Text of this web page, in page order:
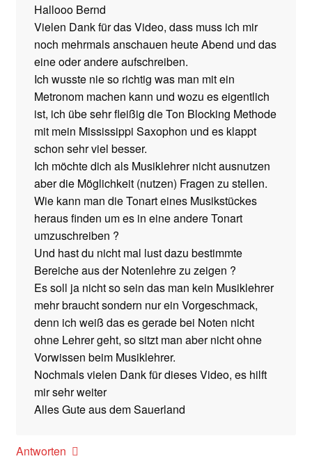
Hallooo Bernd
Vielen Dank für das Video, dass muss ich mir
noch mehrmals anschauen heute Abend und das
eine oder andere aufschreiben.
Ich wusste nie so richtig was man mit ein
Metronom machen kann und wozu es eigentlich
ist, ich übe sehr fleißig die Ton Blocking Methode
mit mein Mississippi Saxophon und es klappt
schon sehr viel besser.
Ich möchte dich als Musiklehrer nicht ausnutzen
aber die Möglichkeit (nutzen) Fragen zu stellen.
Wie kann man die Tonart eines Musikstückes
heraus finden um es in eine andere Tonart
umzuschreiben ?
Und hast du nicht mal lust dazu bestimmte
Bereiche aus der Notenlehre zu zeigen ?
Es soll ja nicht so sein das man kein Musiklehrer
mehr braucht sondern nur ein Vorgeschmack,
denn ich weiß das es gerade bei Noten nicht
ohne Lehrer geht, so sitzt man aber nicht ohne
Vorwissen beim Musiklehrer.
Nochmals vielen Dank für dieses Video, es hilft
mir sehr weiter
Alles Gute aus dem Sauerland
Antworten